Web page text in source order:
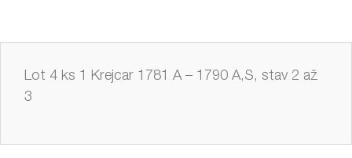
Lot 4 ks 1 Krejcar 1781 A – 1790 A,S, stav 2 až
3